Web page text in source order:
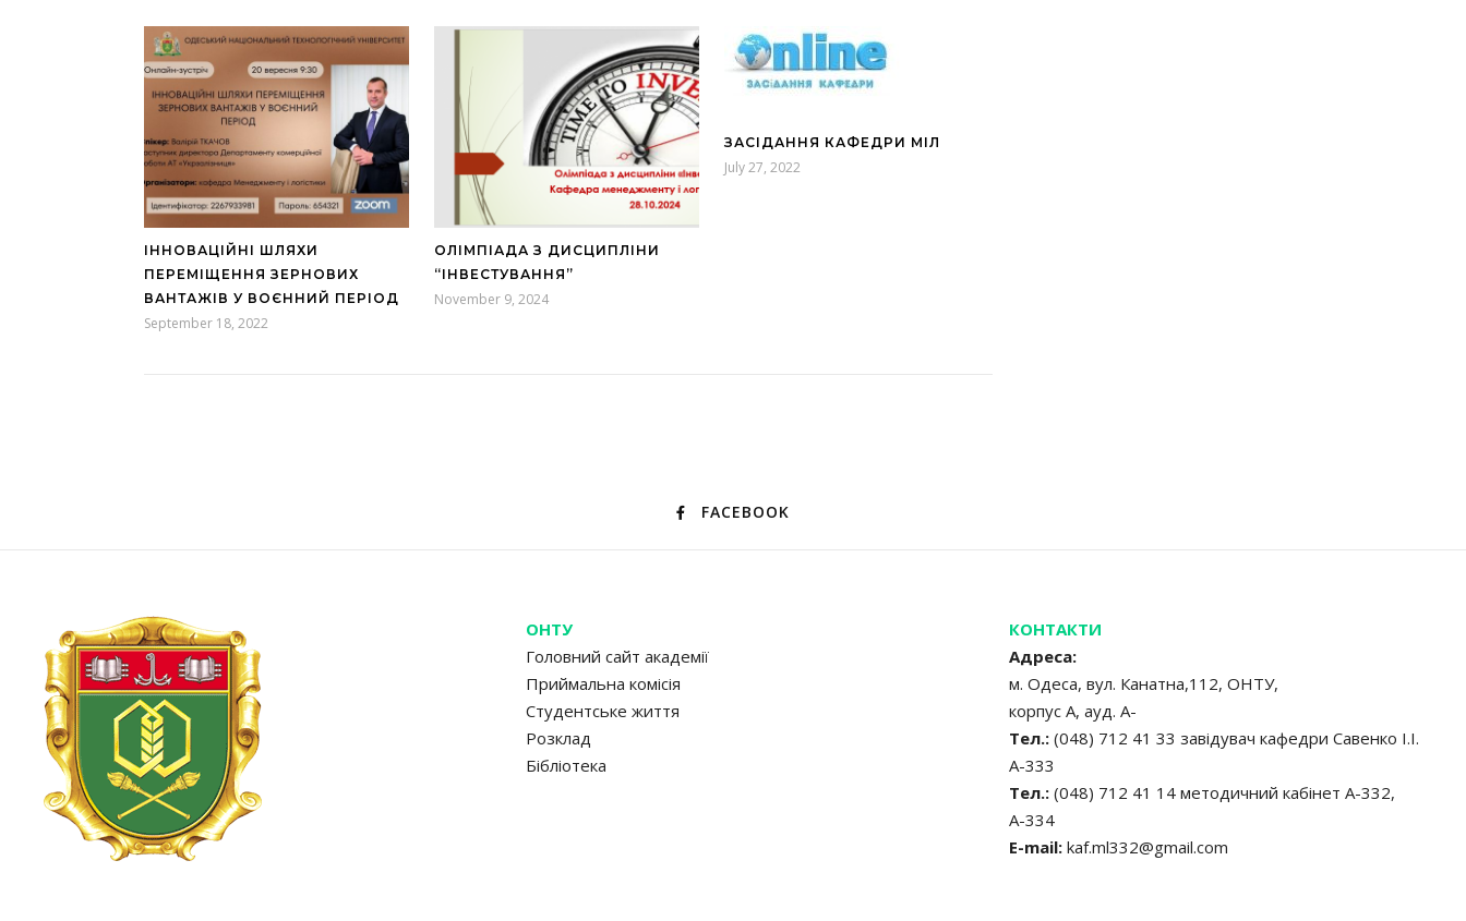
ІННОВАЦІЙНІ ШЛЯХИ
ПЕРЕМІЩЕННЯ ЗЕРНОВИХ
ВАНТАЖІВ У ВОЄННИЙ ПЕРІОД
September 18, 2022
ОЛІМПІАДА З ДИСЦИПЛІНИ
“ІНВЕСТУВАННЯ”
November 9, 2024
ЗАСІДАННЯ КАФЕДРИ МІЛ
July 27, 2022
FACEBOOK
ОНТУ
Головний сайт академії
Приймальна комісія
Студентське життя
Розклад
Бібліотека
КОНТАКТИ
Адреса:
м. Одеса, вул. Канатна,112, ОНТУ,
корпус А, ауд. А-
Тел.: (048) 712 41 33 завідувач кафедри Савенко І.І.
А-333
Тел.:(048) 712 41 14 методичний кабінет А-332,
А-334
E-mail:kaf.ml332@gmail.com